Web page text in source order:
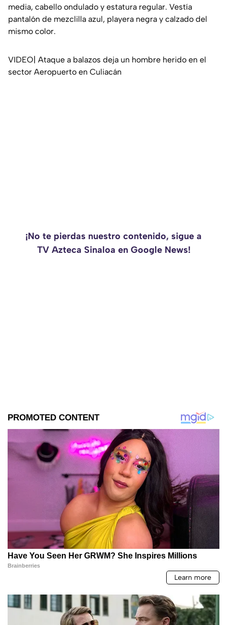
media, cabello ondulado y estatura regular. Vestía
pantalón de mezclilla azul, playera negra y calzado del
mismo color.
VIDEO| Ataque a balazos deja un hombre herido en el
sector Aeropuerto en Culiacán
¡No te pierdas nuestro contenido, sigue a
TV Azteca Sinaloa en Google News!